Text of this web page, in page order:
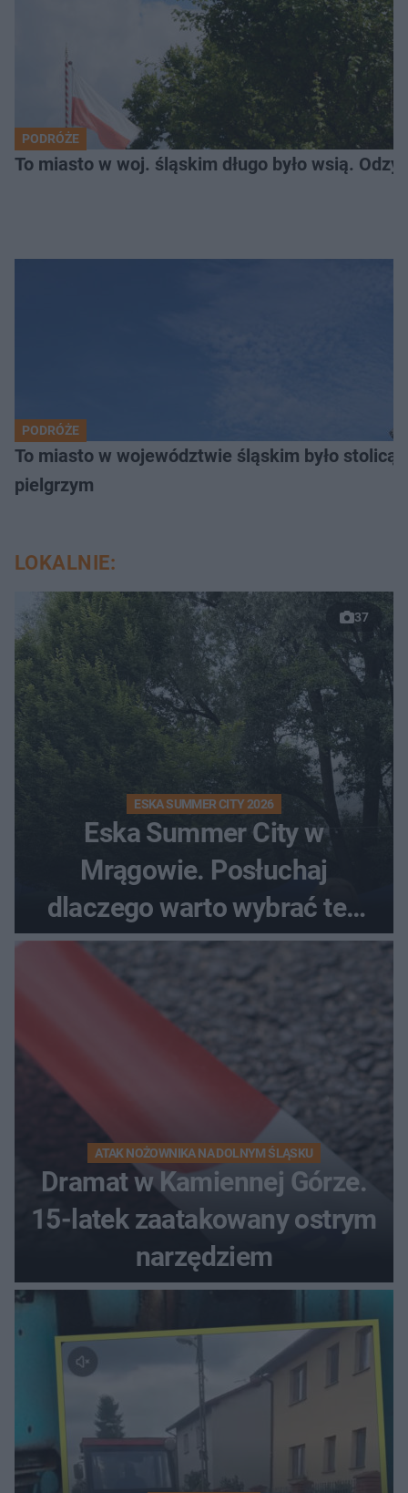
PODRÓŻE
To miasto w woj. śląskim długo było wsią.
PODRÓŻE
To miasto w województwie śląskim było
pielgrzym
LOKALNIE:
37
ESKA SUMMER CITY 2026
Eska Summer City w
Mrągowie. Posłuchaj
dlaczego warto wybrać ten
kierunek na urlop!
ATAK NOŻOWNIKA NA DOLNYM ŚLĄSKU
Dramat w Kamiennej Górze.
15-latek zaatakowany ostrym
narzędziem